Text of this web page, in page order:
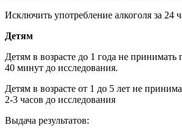
Исключить употребление алкоголя за 24
Детям
Детям в возрасте до 1 года не
40 минут до исследования.
Детям в возрасте от 1 до 5 лет не
2-3 часов до исследования
Выдача результатов: